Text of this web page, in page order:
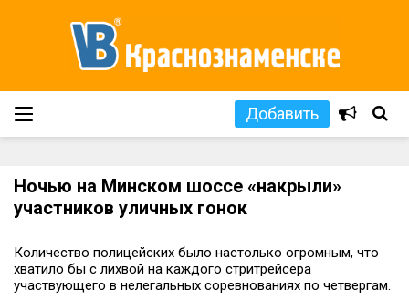
Добавить
Ночью на Минском шоссе «накрыли»
участников уличных гонок
Количество полицейских было настолько огромным, что
хватило бы с лихвой на каждого стритрейсера
участвующего в нелегальных соревнованиях по четвергам.